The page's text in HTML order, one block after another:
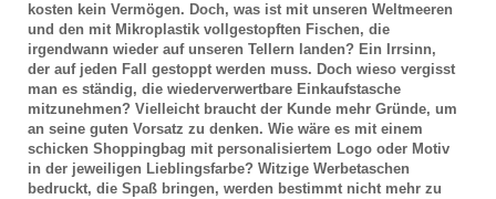
kosten kein Vermögen. Doch, was ist mit unseren Weltmeeren
und den mit Mikroplastik vollgestopften Fischen, die
irgendwann wieder auf unseren Tellern landen? Ein Irrsinn,
der auf jeden Fall gestoppt werden muss. Doch wieso vergisst
man es ständig, die wiederverwertbare Einkaufstasche
mitzunehmen? Vielleicht braucht der Kunde mehr Gründe, um
an seine guten Vorsatz zu denken. Wie wäre es mit einem
schicken Shoppingbag mit personalisiertem Logo oder Motiv
in der jeweiligen Lieblingsfarbe? Witzige Werbetaschen
bedruckt, die Spaß bringen, werden bestimmt nicht mehr zu